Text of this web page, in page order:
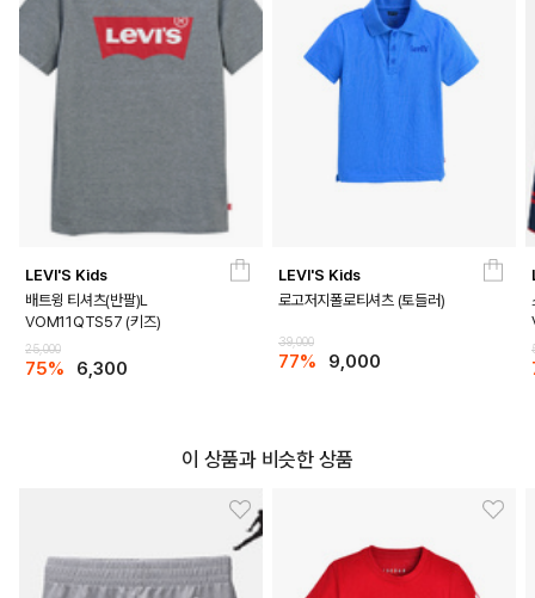
LEVI'S Kids
배트윙 티셔츠(반팔)L
VOM11QTS57 (키즈)
25,000
75% 6,300
LEVI'S Kids
로고저지폴로티셔츠 (토들러)
39,000
77% 9,000
이 상품과 비슷한 상품